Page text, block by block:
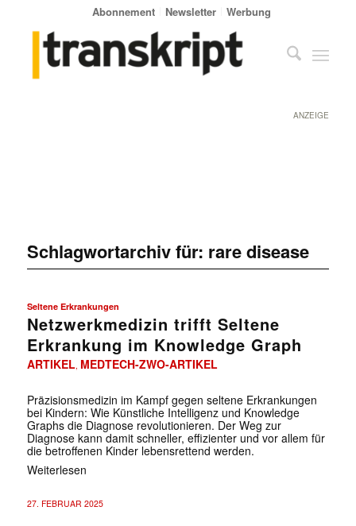
Abonnement Newsletter Werbung
ANZEIGE
Schlagwortarchiv für: rare disease
Seltene Erkrankungen
Netzwerkmedizin trifft Seltene
Erkrankung im Knowledge Graph
ARTIKEL MEDTECH-ZWO-ARTIKEL
Präzisionsmedizin im Kampf gegen seltene Erkrankungen
bei Kindern: Wie Künstliche Intelligenz und Knowledge
Graphs die Diagnose revolutionieren. Der Weg zur
Diagnose kann damit schneller, effizienter und vor allem für
die betroffenen Kinder lebensrettend werden.
Weiterlesen
27. FEBRUAR 2025